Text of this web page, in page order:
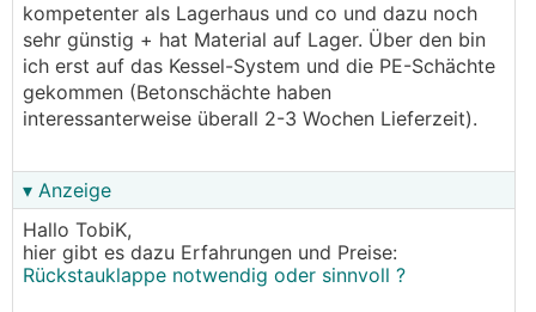
kompetenter als Lagerhaus und co und dazu noch
sehr günstig + hat Material auf Lager. Über den bin
ich erst auf das Kessel-System und die PE-Schächte
gekommen (Betonschächte haben
interessanterweise überall 2-3 Wochen Lieferzeit).
▾ Anzeige
Hallo TobiK,
hier gibt es dazu Erfahrungen und Preise:
Rückstauklappe notwendig oder sinnvoll ?